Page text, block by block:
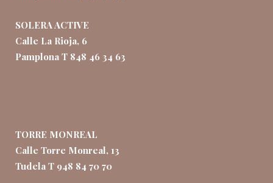
SOLERA ACTIVE
Calle La Rioja, 6
Pamplona T 848 46 34 63
TORRE MONREAL
Calle Torre Monreal, 13
Tudela T 948 84 70 70